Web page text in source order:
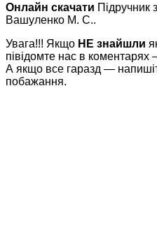
Онлайн скачати Підручник
Вашуленко М. С..
Увага!!! Якщо НЕ знайшли
півідомте нас в
А якщо все гаразд —
побажання.